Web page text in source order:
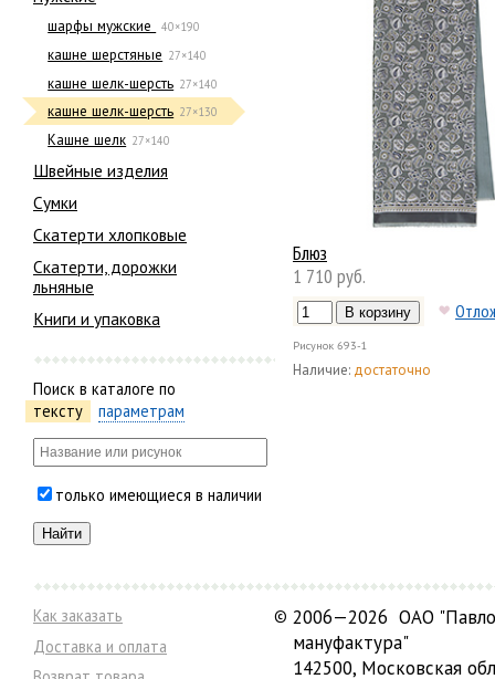
шарфы мужские 40×190
кашне шерстяные 27×140
кашне шелк-шерсть 27×140
кашне шелк-шерсть 27×130
Кашне шелк 27×140
Швейные изделия
Сумки
Скатерти хлопковые
Скатерти, дорожки
льняные
Книги и упаковка
Поиск в каталоге по
тексту
параметрам
только имеющиеся в наличии
Блюз
1 710 руб.
Рисунок 693-1
Наличие: достаточно
Как заказать
Доставка и оплата
© 2006—2026 ОАО
мануфактура"
142500, Московская